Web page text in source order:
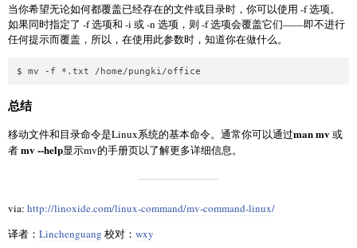
当你希望无论如何都覆盖已经存在的文件或目录时，你可以使用 -f 选项。
如果同时指定了 -f 选项和 -i 或 -n 选项，则 -f 选项会覆盖它们——即不进行
任何提示而覆盖，所以，在使用此参数时，知道你在做什么。
总结
移动文件和目录命令是Linux系统的基本命令。通常你可以通过man mv或
者mv --help显示mv的手册页以了解更多详细信息。
via: http://linoxide.com/linux-command/mv-command-linux/
译者： Linchenguang 校对： wxy